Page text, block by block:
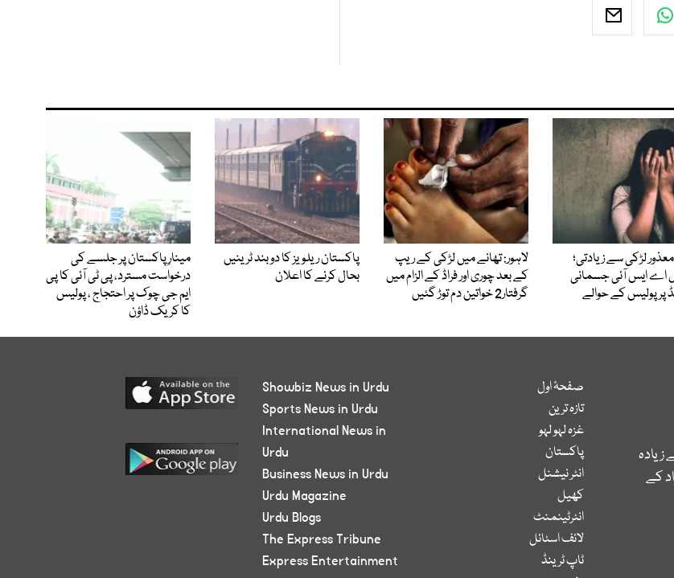
لڑکی سے زیادتی؛
اے ایس آئی جسمانی
پر پولیس کے حوالے
لاہور: تھانے میں لڑکی کے ریپ
کے بعد چوری اور فراڈ کے الزام میں
گرفتار2 خواتین دم توڑ گئیں
پاکستان ریلویز کا دو بند ٹرینیں
بحال کرنے کا اعلان
مینارِ پاکستان پر جلسے کی
درخواست مسترد، پی ٹی آئی کا پی
ایم جی چوک پر احتجاج ، پولیس
کا کریک ڈاؤن
کے
صفحۂ اول
تازہ ترین
غزہ لہو لہو
پاکستان
انٹر نیشنل
کھیل
انٹرٹینمنٹ
لائف اسٹائل
ٹاپ ٹرینڈ
Showbiz News in Urdu
Sports News in Urdu
International News in
Urdu
Business News in Urdu
Urdu Magazine
Urdu Blogs
The Express Tribune
Express Entertainment